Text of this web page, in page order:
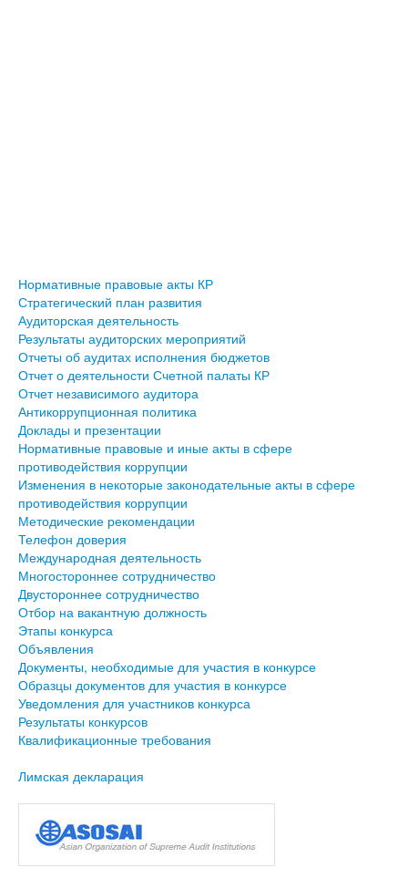
Нормативные правовые акты КР
Стратегический план развития
Аудиторская деятельность
Результаты аудиторских мероприятий
Отчеты об аудитах исполнения бюджетов
Отчет о деятельности Счетной палаты КР
Отчет независимого аудитора
Антикоррупционная политика
Доклады и презентации
Нормативные правовые и иные акты в сфере
противодействия коррупции
Изменения в некоторые законодательные акты в сфере
противодействия коррупции
Методические рекомендации
Телефон доверия
Международная деятельность
Многостороннее сотрудничество
Двустороннее сотрудничество
Отбор на вакантную должность
Этапы конкурса
Объявления
Документы, необходимые для участия в конкурсе
Образцы документов для участия в конкурсе
Уведомления для участников конкурса
Результаты конкурсов
Квалификационные требования
Лимская декларация